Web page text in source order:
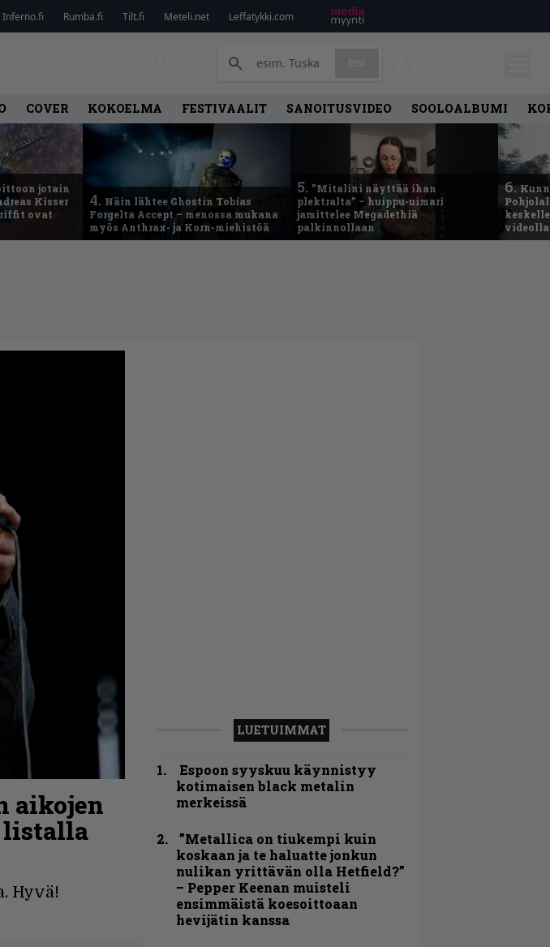
Inferno.fi Rumba.fi Tilt.fi Meteli.net Leffatykki.com
COVER KOKOELMA FESTIVAALIT SANOITUSVIDEO SOOLOALBUMI
jotain
Kisser
riffit ovat
4. Näin lähtee Ghostin Tobias
Forgelta Accept – menossa mukana
myös Anthrax- ja Korn-miehistöä
5. ”Mitalini näyttää ihan
plektralta” – huippu-uimari
jamittelee Megadethiä
palkinnollaan
6.
aikojen
listalla
Hyvä!
LUETUIMMAT
Espoon syyskuu käynnistyy
kotimaisen black metalin
merkeissä
”Metallica on tiukempi kuin
koskaan ja te haluatte jonkun
nulikan yrittävän olla Hetfield?”
– Pepper Keenan muisteli
ensimmäistä koesoittoaan
hevijätin kanssa